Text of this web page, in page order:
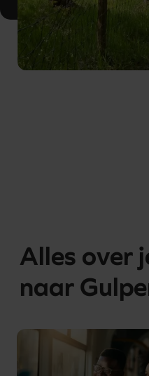
Alles over
naar